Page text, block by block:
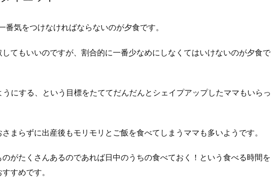
番気をつけなければならないのが夕食です。
てもいいのですが、割合的に一番少なめにしなくてはいけないのが夕食で
にする、という目標をたててだんだんとシェイプアップしたママもいらっ
まらずに出産後もモリモリとご飯を食べてしまうママも多いようです。
がたくさんあるのであれば日中のうちの食べておく！という食べる時間を
すめです。